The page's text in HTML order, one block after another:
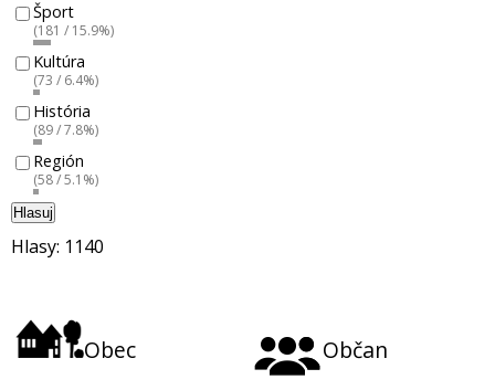
Šport
(181 / 15.9%)
Kultúra
(73 / 6.4%)
História
(89 / 7.8%)
Región
(58 / 5.1%)
Hlasuj
Hlasy: 1140
Obec Občan